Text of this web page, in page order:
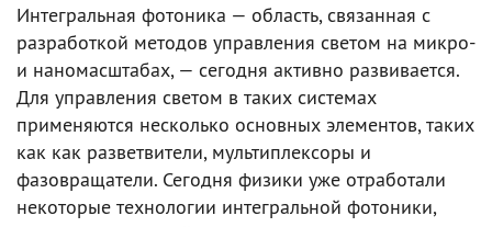
Интегральная фотоника — область, связанная с
разработкой методов управления светом на микро-
и наномасштабах, — сегодня активно развивается.
Для управления светом в таких системах
применяются несколько основных элементов, таких
как как разветвители, мультиплексоры и
фазовращатели. Сегодня физики уже отработали
некоторые технологии интегральной фотоники,